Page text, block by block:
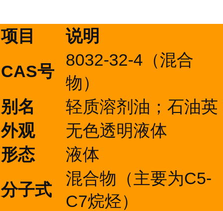
项目
说明
CAS号
8032-32-4（混合
物）
别名
轻质溶剂油；石油英
外观
无色透明液体
形态
液体
分子式
混合物（主要为C5-
C7烷烃）